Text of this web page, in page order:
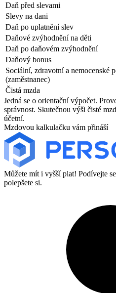
Daň před slevami
Slevy na dani
Daň po uplatnění slev
Daňové zvýhodnění na děti
Daň po daňovém zvýhodnění
Daňový bonus
Sociální, zdravotní a nemocenské
(zaměstnanec)
Čistá mzda
Jedná se o orientační výpočet.
správnost. Skutečnou výši čisté
účetní.
Mzdovou kalkulačku vám přináší
Můžete mít i vyšší plat! Podívejte
polepšete si.